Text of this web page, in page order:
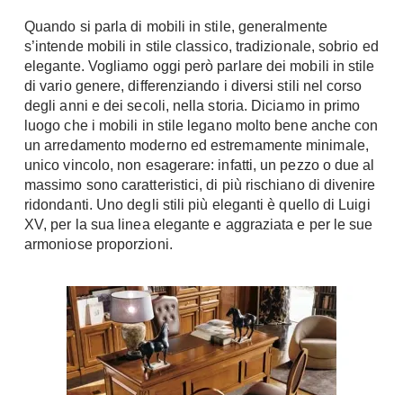
Mobili Soggiorno
Librerie
Vetrine
Pareti Attrezzate
Porta Tv
Contatti
Divani
Divani moderni
Divani classici
Poltrone
Poltroncine
Divanoletto
Chaise Longue
Climatizzatori
Climatizzatore
Deumidificatori
Chiller
Pompe di calore
Ecologia
Geotermia
Fotovoltaico
Riciclo
Energie Rinnovabili
Bioedilizia
Quando si parla di mobili in stile, generalmente
s’intende mobili in stile classico, tradizionale, sobrio ed
elegante. Vogliamo oggi però parlare dei mobili in stile
di vario genere, differenziando i diversi stili nel corso
degli anni e dei secoli, nella storia. Diciamo in primo
luogo che i mobili in stile legano molto bene anche con
un arredamento moderno ed estremamente minimale,
unico vincolo, non esagerare: infatti, un pezzo o due al
massimo sono caratteristici, di più rischiano di divenire
ridondanti. Uno degli stili più eleganti è quello di Luigi
XV, per la sua linea elegante e aggraziata e per le sue
armoniose proporzioni.